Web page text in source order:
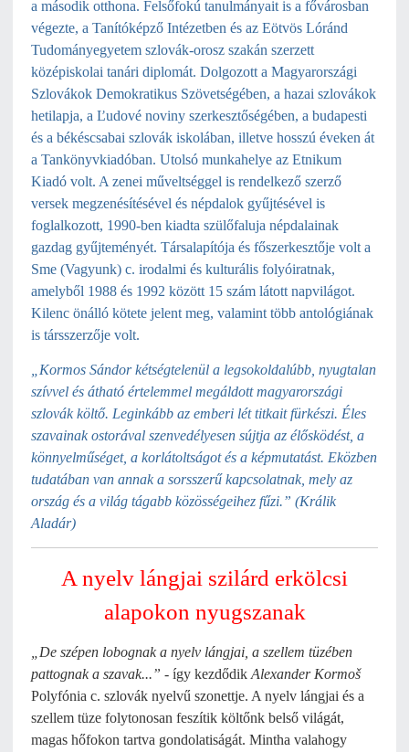
a második otthona. Felsőfokú tanulmányait is a fővárosban
végezte, a Tanítóképző Intézetben és az Eötvös Lóránd
Tudományegyetem szlovák-orosz szakán szerzett
középiskolai tanári diplomát. Dolgozott a Magyarországi
Szlovákok Demokratikus Szövetségében, a hazai szlovákok
hetilapja, a Ľudové noviny szerkesztőségében, a budapesti
és a békéscsabai szlovák iskolában, illetve hosszú éveken át
a Tankönyvkiadóban. Utolsó munkahelye az Etnikum
Kiadó volt. A zenei műveltséggel is rendelkező szerző
versek megzenésítésével és népdalok gyűjtésével is
foglalkozott, 1990-ben kiadta szülőfaluja népdalainak
gazdag gyűjteményét. Társalapítója és főszerkesztője volt a
Sme (Vagyunk) c. irodalmi és kulturális folyóiratnak,
amelyből 1988 és 1992 között 15 szám látott napvilágot.
Kilenc önálló kötete jelent meg, valamint több antológiának
is társszerzője volt.
„Kormos Sándor kétségtelenül a legsokoldalúbb, nyugtalan
szívvel és átható értelemmel megáldott magyarországi
szlovák költő. Leginkább az emberi lét titkait fürkészi. Éles
szavainak ostorával szenvedélyesen sújtja az élősködést, a
könnyelműséget, a korlátoltságot és a képmutatást. Eközben
tudatában van annak a sorsszerű kapcsolatnak, mely az
ország és a világ tágabb közösségeihez fűzi.” (Králik
Aladár)
A nyelv lángjai szilárd erkölcsi
alapokon nyugszanak
„De szépen lobognak a nyelv lángjai, a szellem tüzében
pattognak a szavak...” - így kezdődik Alexander Kormoš
Polyfónia c. szlovák nyelvű szonettje. A nyelv lángjai és a
szellem tüze folytonosan feszítik költőnk belső világát,
magas hőfokon tartva gondolatiságát. Mintha valahogy